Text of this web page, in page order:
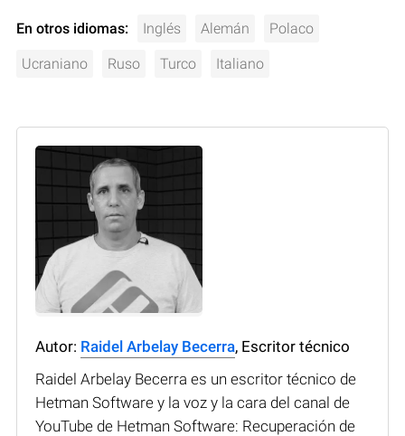
En otros idiomas: Inglés Alemán Polaco
Ucraniano Ruso Turco Italiano
Autor: Raidel Arbelay Becerra, Escritor técnico
Raidel Arbelay Becerra es un escritor técnico de
Hetman Software y la voz y la cara del canal de
YouTube de Hetman Software: Recuperación de